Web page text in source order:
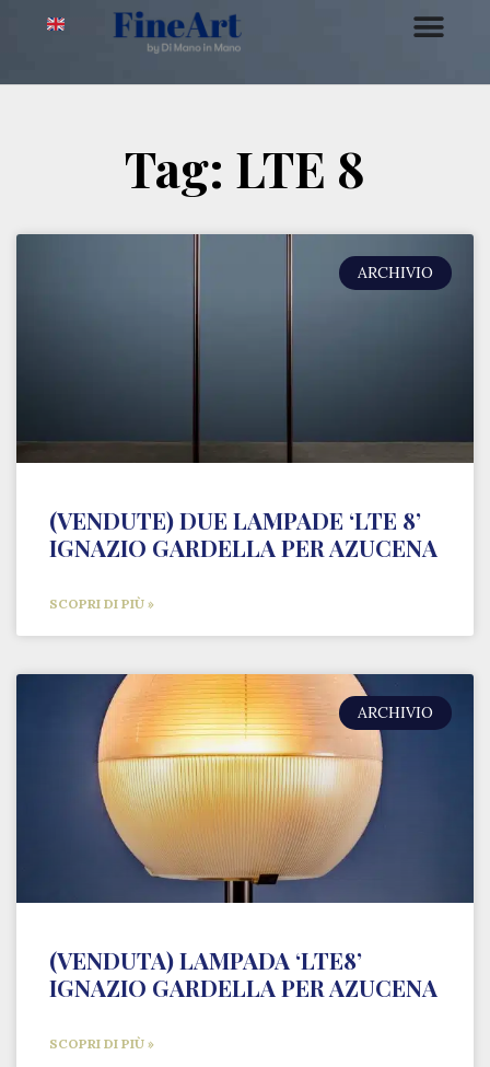
Tag: LTE 8
ARCHIVIO
(VENDUTE) DUE LAMPADE ‘LTE 8’
IGNAZIO GARDELLA PER AZUCENA
SCOPRI DI PIÙ »
ARCHIVIO
(VENDUTA) LAMPADA ‘LTE8’
IGNAZIO GARDELLA PER AZUCENA
SCOPRI DI PIÙ »